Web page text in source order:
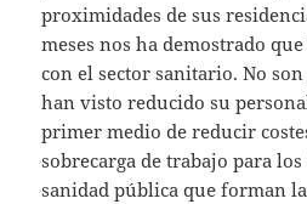
proximidades de sus
meses nos ha demostrado
con el sector sanitario. No
han visto reducido su
primer medio de reducir
sobrecarga de trabajo para
sanidad pública que forman